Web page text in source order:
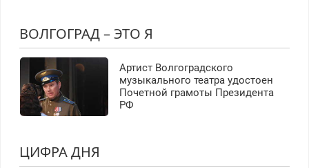
ВОЛГОГРАД – ЭТО Я
Артист Волгоградского
музыкального театра удостоен
Почетной грамоты Президента
РФ
ЦИФРА ДНЯ